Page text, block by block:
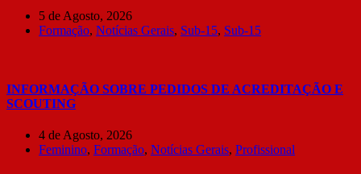
5 de Agosto, 2026
Formação, Notícias Gerais, Sub-15, Sub-15
INFORMAÇÃO SOBRE PEDIDOS DE ACREDITAÇÃO E
SCOUTING
4 de Agosto, 2026
Feminino, Formação, Notícias Gerais, Profissional